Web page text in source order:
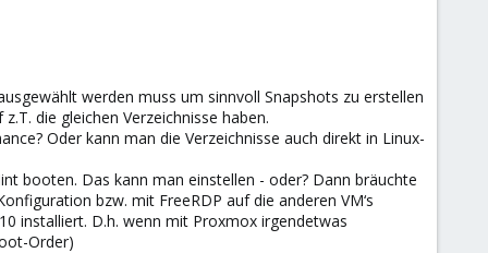
werden muss um sinnvoll Snapshots zu erstellen
die gleichen Verzeichnisse haben.
Oder kann man die Verzeichnisse auch direkt in Linux-
booten. Das kann man einstellen - oder? Dann bräuchte
bzw. mit FreeRDP auf die anderen VM‘s
installiert. D.h. wenn mit Proxmox irgendetwas
Order)